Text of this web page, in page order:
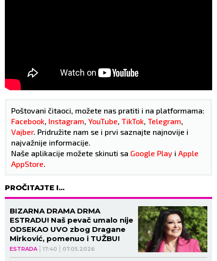
Poštovani čitaoci, možete nas pratiti i na platformama:
Facebook, Instagram, YouTube, TikTok, Telegram,
Vajber. Pridružite nam se i prvi saznajte najnovije i
najvažnije informacije.
Naše aplikacije možete skinuti sa Google Play i Apple
AppStore.
PROČITAJTE I...
ESTRADA 17:40 07.05.2026
BIZARNA DRAMA DRMA
ESTRADU! Naš pevač umalo nije
ODSEKAO UVO zbog Dragane
Mirković, pomenuo i TUŽBU!